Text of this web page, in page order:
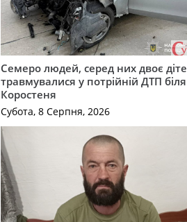
Семеро людей, серед них двоє
травмувалися у потрійній ДТП біля
Коростеня
Субота, 8 Серпня, 2026